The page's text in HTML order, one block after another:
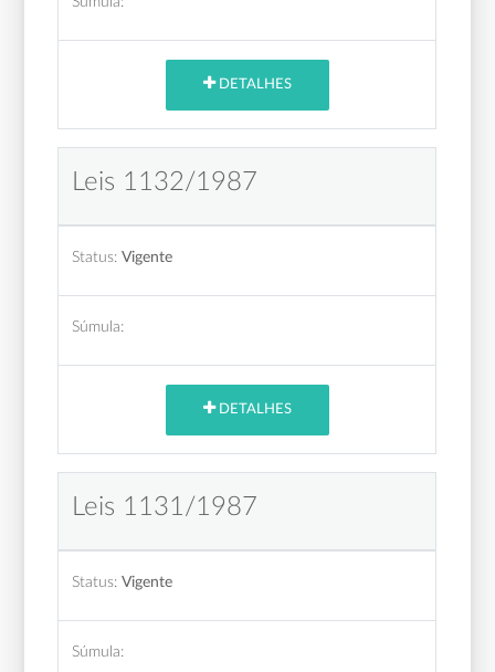
DETALHES
Leis 1132/1987
Status: Vigente
Súmula:
DETALHES
Leis 1131/1987
Status: Vigente
Súmula: